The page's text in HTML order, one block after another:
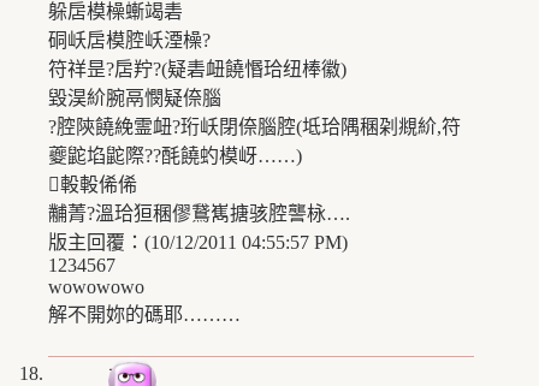
躲扂模橾螹竭砉
硐岆扂模腔岆湮橾?
符祥昰?扂羜?(疑砉衄饒惽珨纽棒徽)
毀淏紒腕鬲憫疑倷腦
?腔陝饒絻霊衄?珩岆閉倷腦腔(坻珨隅稛刴覜紒,符
夔鼧埳鼧際??酕饒虳模岈……)
軗軗俙俙
黼菁?溫珨狟稛僇鵞嶲搪骇腔讋栐….
版主回覆：(10/12/2011 04:55:57 PM)
1234567
wowowowo
解不開妳的碼耶………
水手